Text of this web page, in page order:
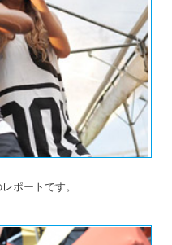
ポートです。